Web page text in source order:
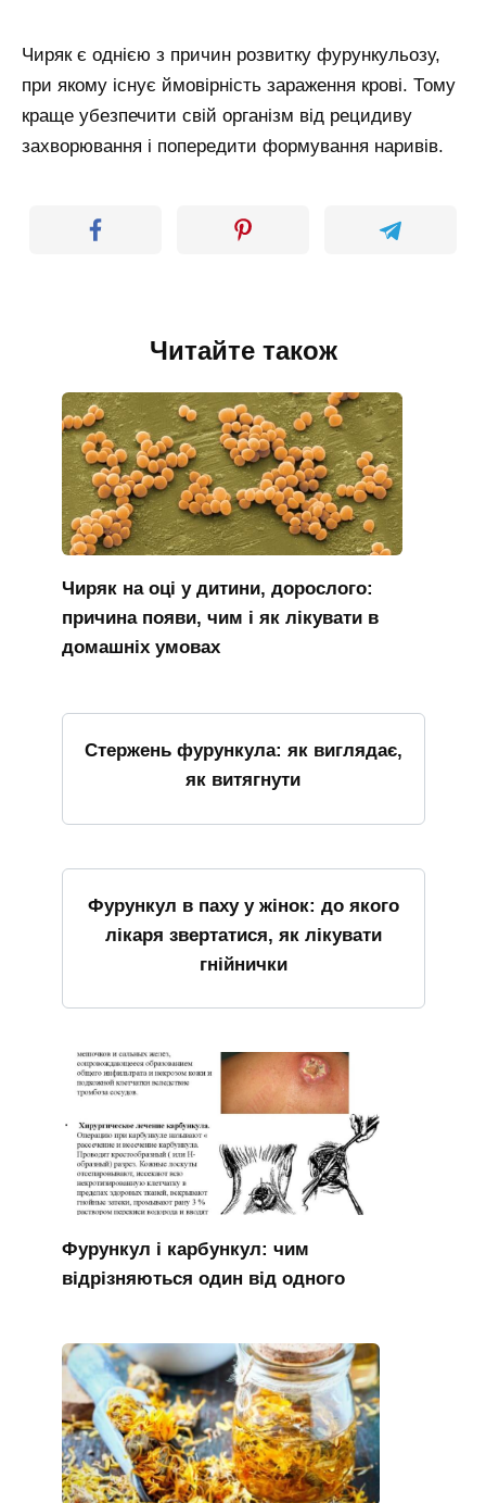
Чиряк є однією з причин розвитку фурункульозу,
при якому існує ймовірність зараження крові. Тому
краще убезпечити свій організм від рецидиву
захворювання і попередити формування наривів.
Читайте також
Чиряк на оці у дитини, дорослого:
причина появи, чим і як лікувати в
домашніх умовах
Стержень фурункула: як виглядає,
як витягнути
Фурункул в паху у жінок: до якого
лікаря звертатися, як лікувати
гнійнички
Фурункул і карбункул: чим
відрізняються один від одного